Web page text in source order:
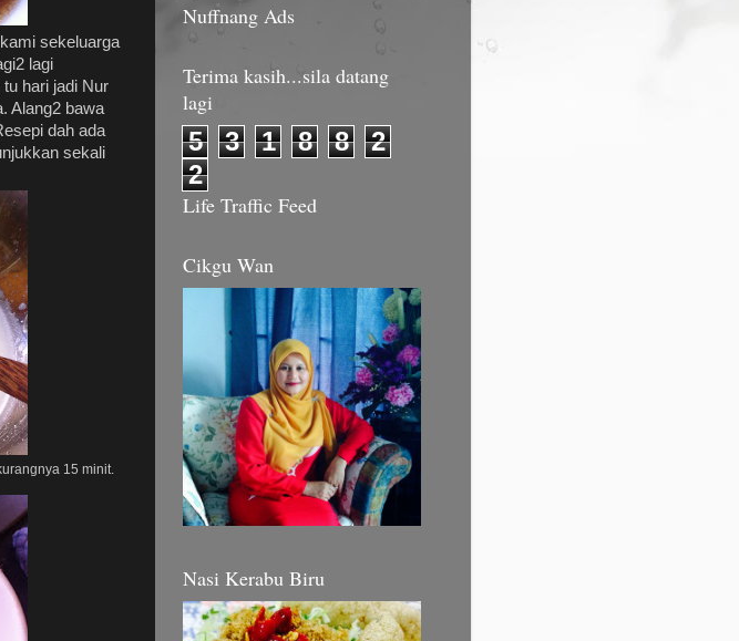
sekeluarga
lagi
hari jadi Nur
Alang2 bawa
dah ada
sekali
15 minit.
Nuffnang Ads
Terima kasih...sila datang
lagi
5 3 1 8 8
2
2
Life Traffic Feed
Cikgu Wan
Nasi Kerabu Biru